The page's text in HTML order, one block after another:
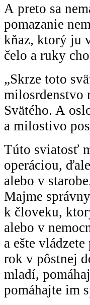
A preto sa
pomazanie
kňaz, ktorý ju
čelo a ruky
„Skrze toto
milosrdenstvo
Svätého. A
a milostivo
Túto sviatosť
operáciou,
alebo v
Majme
k človeku,
alebo v
a ešte
rok v pôstnej
mladí,
pomáhajte im